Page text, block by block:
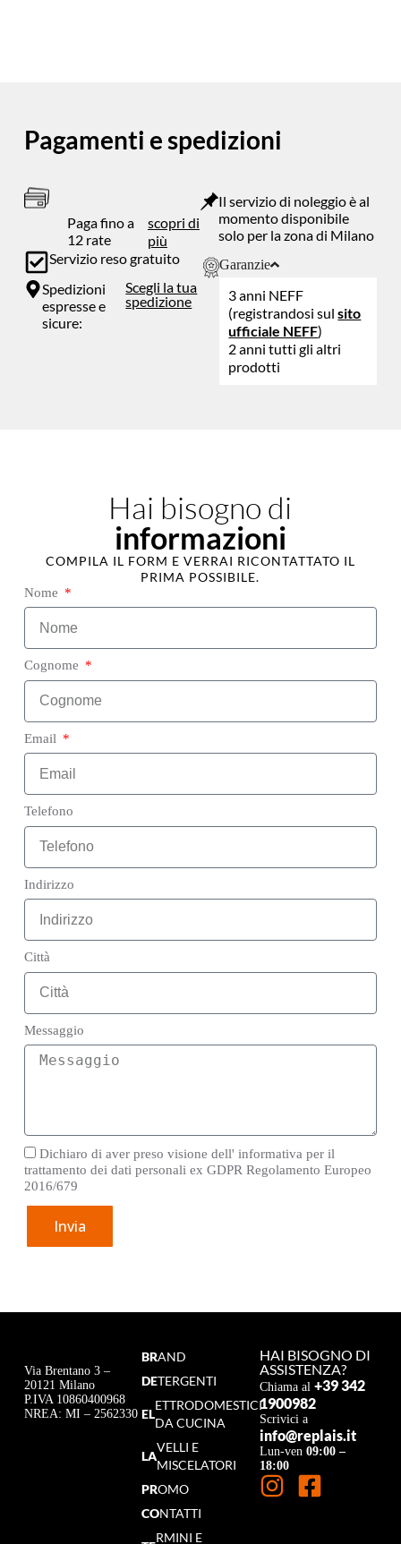
Pagamenti e spedizioni
Paga fino a
12 rate
scopri di
più
Servizio reso gratuito
Spedizioni
espresse e
sicure:
Scegli la tua
spedizione
Il servizio di noleggio è al
momento disponibile
solo per la zona di Milano
Garanzie
3 anni NEFF
(registrandosi sulsito
ufficiale NEFF)
2 anni tutti gli altri
prodotti
Hai bisogno di
informazioni
COMPILA IL FORM E VERRAI RICONTATTATO IL
PRIMA POSSIBILE.
Nome
Cognome
Email
Telefono
Indirizzo
Città
Messaggio
Dichiaro di aver preso visione dell' informativa per il
trattamento dei dati personali ex GDPR Regolamento Europeo
2016/679
Invia
Via Brentano 3 –
20121 Milano
P.IVA 10860400968
NREA: MI – 2562330
BRAND
DETERGENTI
EL
ETTRODOMESTICI
DA CUCINA
LA
VELLI E
MISCELATORI
PROMO
CONTATTI
RMINI E
HAI BISOGNO DI
ASSISTENZA?
Chiama al +39 342
1900982
Scrivici a
info@replais.it
Lun-ven 09:00 –
18:00